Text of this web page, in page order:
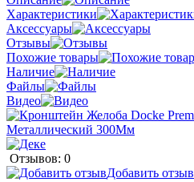
Характеристики
Аксессуары
Отзывы
Похожие товары
Наличие
Файлы
Видео
Отзывов: 0
Добавить отзыв